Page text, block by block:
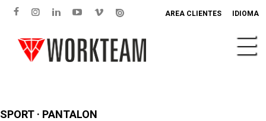
AREA CLIENTES IDIOMA
SPORT · PANTALON